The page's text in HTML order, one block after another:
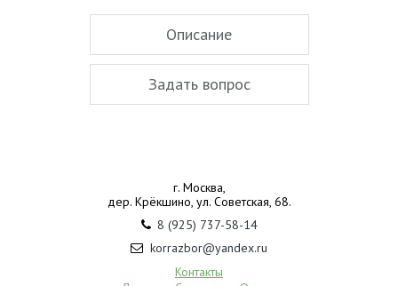
Описание
Задать вопрос
г. Москва,
дер. Крёкшино, ул. Советская, 68.
8 (925) 737-58-14
korrazbor@yandex.ru
Контакты